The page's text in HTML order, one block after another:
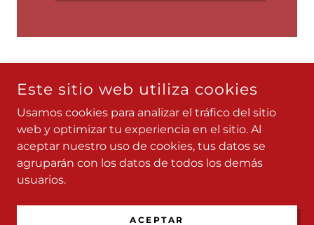
Cultura de Servcio
ABASTO - LA DESPENSA
COPYRIGHT © 2026 INFORMES ABASTO - TODOS LOS
CON TECNOLOGÍA DE
Este sitio web utiliza cookies
Usamos cookies para analizar el tráfico del sitio
web y optimizar tu experiencia en el sitio. Al
aceptar nuestro uso de cookies, tus datos se
agruparán con los datos de todos los demás
usuarios.
ACEPTAR